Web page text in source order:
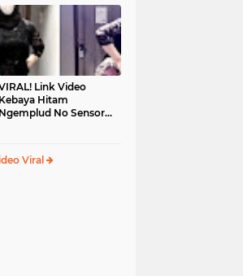
Link Video
Kebaya Hitam
Ngemplud No Sensor
Viral